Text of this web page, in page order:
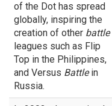
of the Dot has spread
globally, inspiring the
creation of other battle
leagues such as Flip
Top in the Philippines,
and Versus Battlein
Russia.